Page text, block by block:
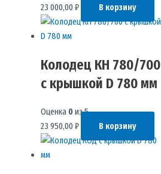
23 000,00 ₽ В корзину
Колодец КН 780/700
с крышкой D 780 мм
Оценка 0 из 5
23 950,00 ₽ В корзину